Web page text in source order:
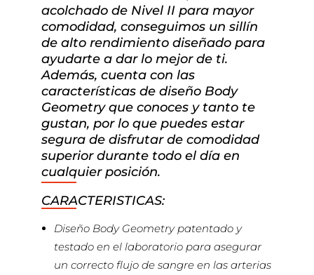
acolchado de Nivel II para mayor
comodidad, conseguimos un sillín
de alto rendimiento diseñado para
ayudarte a dar lo mejor de ti.
Además, cuenta con las
características de diseño Body
Geometry que conoces y tanto te
gustan, por lo que puedes estar
segura de disfrutar de comodidad
superior durante todo el día en
cualquier posición.
CARACTERISTICAS:
Diseño Body Geometry patentado y
testado en el laboratorio para asegurar
un correcto flujo de sangre en las arterias